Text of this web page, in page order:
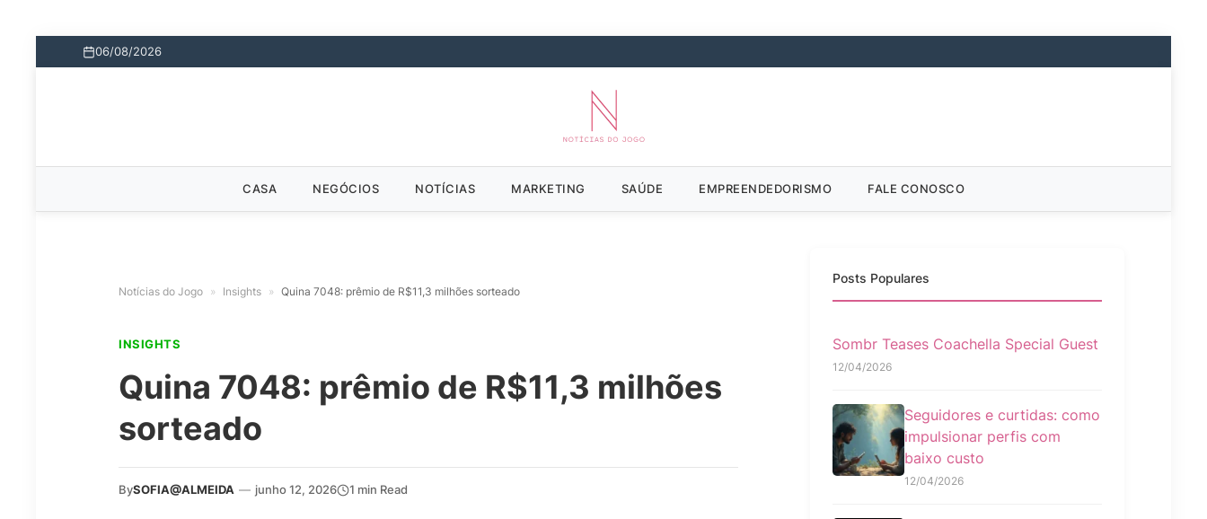
06/08/2026
CASA NEGÓCIOS NOTÍCIAS MARKETING SAÚDE EMPREENDEDORISMO FALE CONOSCO
Notícias do Jogo » Insights » Quina 7048: prêmio de R$11,3 milhões sorteado
INSIGHTS
Quina 7048: prêmio de R$11,3 milhões
sorteado
BySOFIA@ALMEIDA — junho 12, 2026 1 min Read
Posts Populares
Sombr Teases Coachella Special Guest
12/04/2026
Seguidores e curtidas: como
impulsionar perfis com
baixo custo
12/04/2026